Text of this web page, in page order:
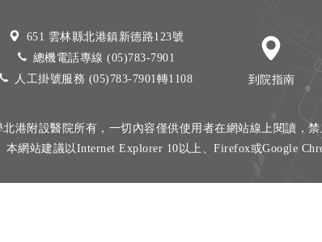
651 雲林縣北港鎮新德路123號
總機電話專線 (05)783-7901
人工掛號服務 (05)783-7901轉1108
到院指南
港附設醫院所有，一切內容僅供使用者在網站線上閱讀，
本網站建議以Internet Explorer 10以上、Firefox或Google